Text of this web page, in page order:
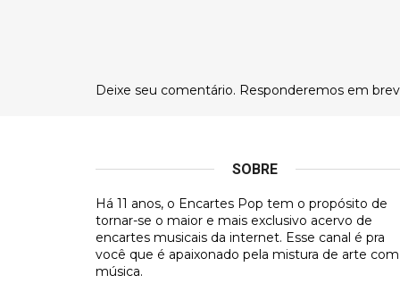
Deixe seu comentário. Responderemos em
SOBRE
Há 11 anos, o Encartes Pop tem o propósito de
tornar-se o maior e mais exclusivo acervo de
encartes musicais da internet. Esse canal é pra
você que é apaixonado pela mistura de arte com
música.